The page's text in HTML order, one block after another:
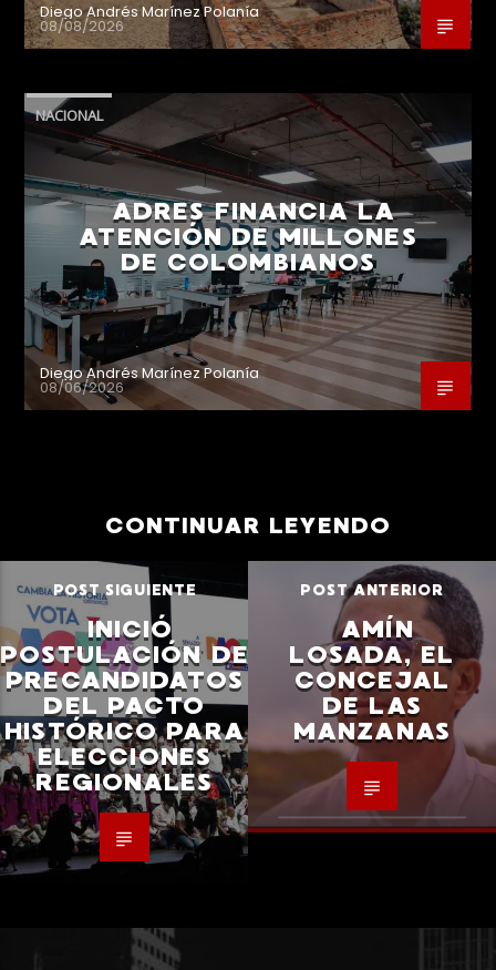
Diego Andrés Marínez Polanía
08/08/2026
NACIONAL
ADRES FINANCIA LA
ATENCIÓN DE MILLONES
DE COLOMBIANOS
Diego Andrés Marínez Polanía
08/06/2026
CONTINUAR LEYENDO
POST SIGUIENTE
INICIÓ
POSTULACIÓN DE
PRECANDIDATOS
DEL PACTO
HISTÓRICO PARA
ELECCIONES
REGIONALES
POST ANTERIOR
AMÍN
LOSADA, EL
CONCEJAL
DE LAS
MANZANAS